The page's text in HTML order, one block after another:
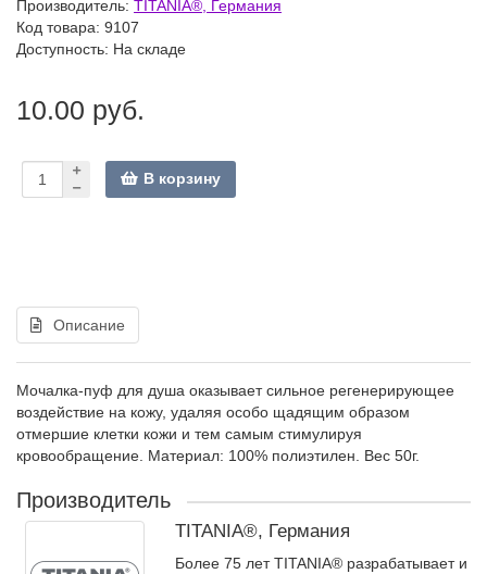
Производитель: TITANIA®, Германия
Код товара: 9107
Доступность: На складе
10.00 руб.
В корзину
Описание
Мочалка-пуф для душа оказывает сильное регенерирующее
воздействие на кожу, удаляя особо щадящим образом
отмершие клетки кожи и тем самым стимулируя
кровообращение. Материал: 100% полиэтилен. Вес 50г.
Производитель
TITANIA®, Германия
Более 75 лет TITANIA® разрабатывает и